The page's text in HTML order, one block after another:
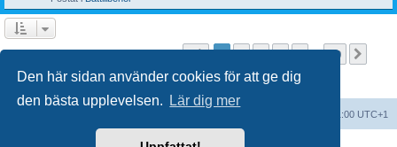
Den här sidan använder cookies för att ge dig
den bästa upplevelsen.
Lär dig mer
Sökningen fann fler än 1000 träffar Sida1av20
1 2 3 4 5 20
Alla tidsangivelser är UTC+01:00 UTC+1